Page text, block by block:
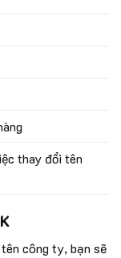
thay đổi tên
công ty, bạn sẽ